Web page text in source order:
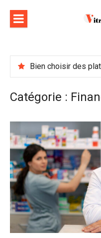
contenu
Catégorie :